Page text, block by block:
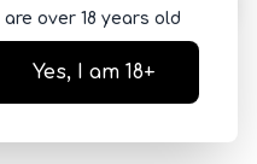
over 18 years old
Yes, I am 18+